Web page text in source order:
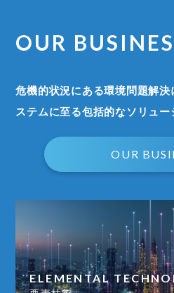
OUR
危機的状況にある環境問題解
ステムに至る包括的なソリュー
OUR
ELEMENTAL